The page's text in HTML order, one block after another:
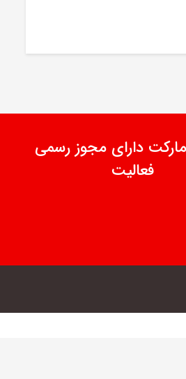
دارای مجوز رسمی
فعالیت